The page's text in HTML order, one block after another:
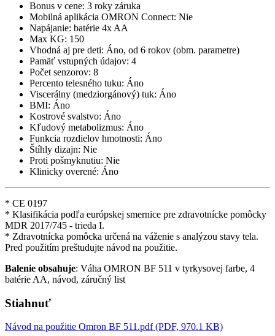
Bonus v cene: 3 roky záruka
Mobilná aplikácia OMRON Connect: Nie
Napájanie: batérie 4x AA
Max KG: 150
Vhodná aj pre deti: Áno, od 6 rokov (obm. parametre)
Pamäť vstupných údajov: 4
Počet senzorov: 8
Percento telesného tuku: Áno
Viscerálny (medziorgánový) tuk: Áno
BMI: Áno
Kostrové svalstvo: Áno
Kľudový metabolizmus: Áno
Funkcia rozdielov hmotnosti: Áno
Štíhly dizajn: Nie
Proti pošmyknutiu: Nie
Klinicky overené: Áno
* CE 0197
* Klasifikácia podľa európskej smernice pre zdravotnícke pomôcky
MDR 2017/745 - trieda I.
* Zdravotnícka pomôcka určená na váženie s analýzou stavy tela.
Pred použitím preštudujte návod na použitie.
Balenie obsahuje: Váha OMRON BF 511 v tyrkysovej farbe, 4
batérie AA, návod, záručný list
Stiahnuť
Návod na použitie Omron BF 511.pdf (PDF, 970.1 KB)